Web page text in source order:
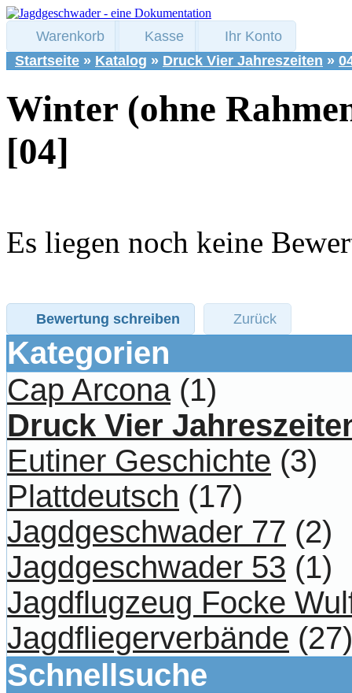
Warenkorb Kasse
Ihr Konto
Startseite » Katalog » Druck Vier Jahreszeiten »
Winter (ohne
[04]
Es liegen noch keine
Bewertung schreiben Zurück
Kategorien
Cap Arcona(1)
Druck Vier
Eutiner Geschichte (3)
Plattdeutsch (17)
Jagdgeschwader 77 (2)
Jagdgeschwader 53 (1)
Jagdflugzeug Focke
Jagdfliegerverbände (27)
Schnellsuche